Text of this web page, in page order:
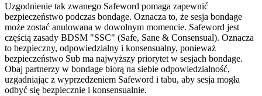
Uzgodnienie tak zwanego Safeword pomaga zapewnić
bezpieczeństwo podczas bondage. Oznacza to, że sesja bondage
może zostać anulowana w dowolnym momencie. Safeword jest
częścią zasady BDSM "SSC" (Safe, Sane & Consensual). Oznacza
to bezpieczny, odpowiedzialny i konsensualny, ponieważ
bezpieczeństwo Sub ma najwyższy priorytet w sesjach bondage.
Obaj partnerzy w bondage biorą na siebie odpowiedzialność,
uzgadniając z wyprzedzeniem Safeword i tabu, aby sesja mogła
odbyć się bezpiecznie i konsensualnie.